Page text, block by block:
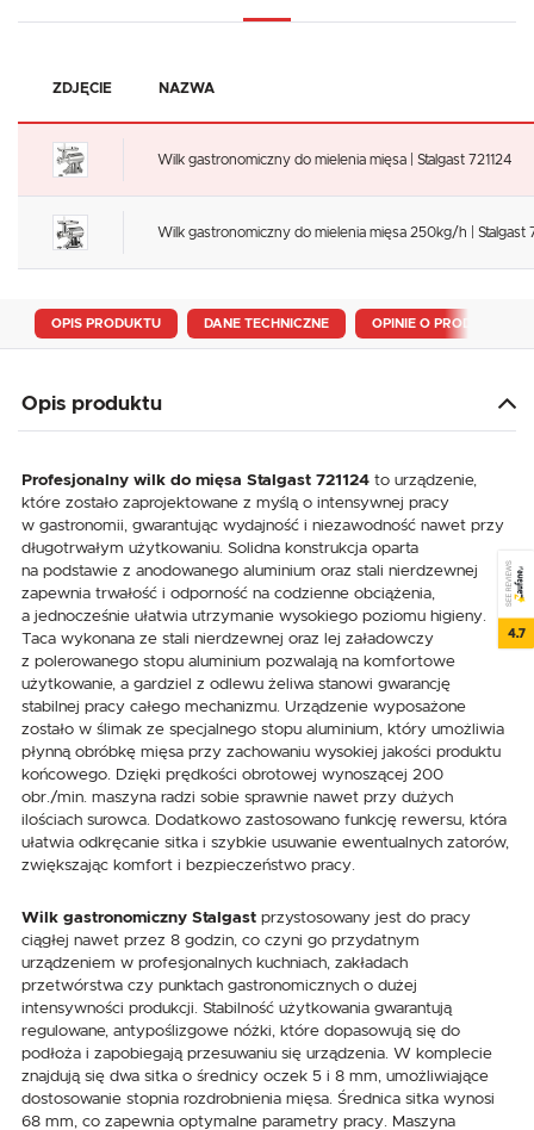
ZDJĘCIE NAZWA
Wilk gastronomiczny do mielenia mięsa | Stalgast 721124
Wilk gastronomiczny do mielenia mięsa 250kg/h | Stalgast
OPIS PRODUKTU DANE TECHNICZNE OPINIE O PRODUKCIE
Opis produktu
Profesjonalny wilk do mięsa Stalgast 721124 to urządzenie,
które zostało zaprojektowane z myślą o intensywnej pracy
w gastronomii, gwarantując wydajność i niezawodność nawet przy
długotrwałym użytkowaniu. Solidna konstrukcja oparta
na podstawie z anodowanego aluminium oraz stali nierdzewnej
zapewnia trwałość i odporność na codzienne obciążenia,
a jednocześnie ułatwia utrzymanie wysokiego poziomu higieny.
Taca wykonana ze stali nierdzewnej oraz lej załadowczy
z polerowanego stopu aluminium pozwalają na komfortowe
użytkowanie, a gardziel z odlewu żeliwa stanowi gwarancję
stabilnej pracy całego mechanizmu. Urządzenie wyposażone
zostało w ślimak ze specjalnego stopu aluminium, który umożliwia
płynną obróbkę mięsa przy zachowaniu wysokiej jakości produktu
końcowego. Dzięki prędkości obrotowej wynoszącej 200
obr./min. maszyna radzi sobie sprawnie nawet przy dużych
ilościach surowca. Dodatkowo zastosowano funkcję rewersu, która
ułatwia odkręcanie sitka i szybkie usuwanie ewentualnych zatorów,
zwiększając komfort i bezpieczeństwo pracy.
Wilk gastronomiczny Stalgast przystosowany jest do pracy
ciągłej nawet przez 8 godzin, co czyni go przydatnym
urządzeniem w profesjonalnych kuchniach, zakładach
przetwórstwa czy punktach gastronomicznych o dużej
intensywności produkcji. Stabilność użytkowania gwarantują
regulowane, antypoślizgowe nóżki, które dopasowują się do
podłoża i zapobiegają przesuwaniu się urządzenia. W komplecie
znajdują się dwa sitka o średnicy oczek 5 i 8 mm, umożliwiające
dostosowanie stopnia rozdrobnienia mięsa. Średnica sitka wynosi
68 mm, co zapewnia optymalne parametry pracy. Maszyna
SEE REVIEWS
4.7